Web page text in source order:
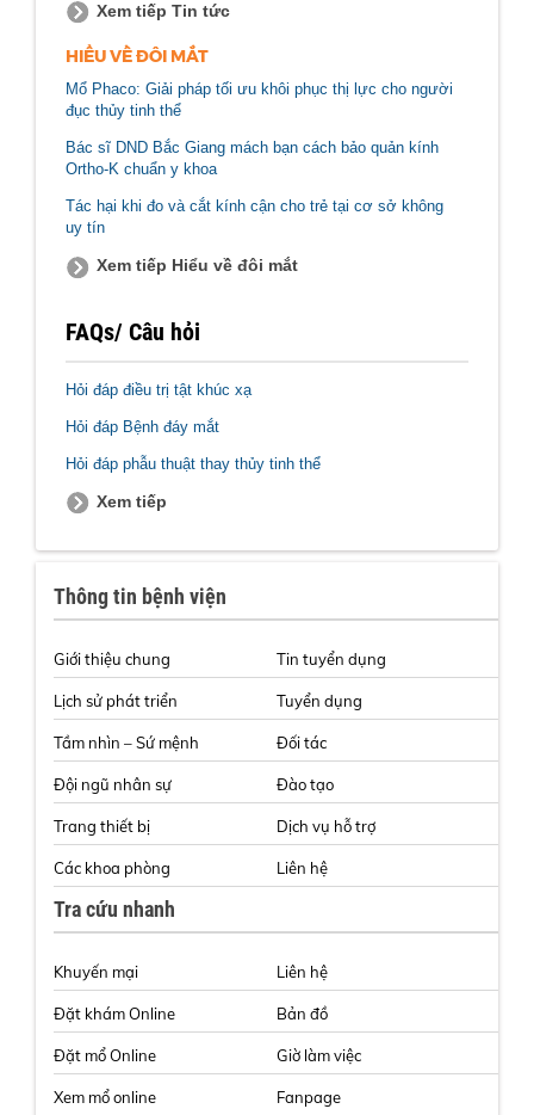
Xem tiếp Tin tức
HIỂU VỀ ĐÔI MẮT
Mổ Phaco: Giải pháp tối ưu khôi phục thị lực cho người
đục thủy tinh thể
Bác sĩ DND Bắc Giang mách bạn cách bảo quản kính
Ortho-K chuẩn y khoa
Tác hại khi đo và cắt kính cận cho trẻ tại cơ sở không
uy tín
Xem tiếp Hiểu về đôi mắt
FAQs/ Câu hỏi
Hỏi đáp điều trị tật khúc xạ
Hỏi đáp Bệnh đáy mắt
Hỏi đáp phẫu thuật thay thủy tinh thể
Xem tiếp
Thông tin bệnh viện
Giới thiệu chung
Lịch sử phát triển
Tầm nhìn – Sứ mệnh
Đội ngũ nhân sự
Trang thiết bị
Các khoa phòng
Tin tuyển dụng
Tuyển dụng
Đối tác
Đào tạo
Dịch vụ hỗ trợ
Liên hệ
Tra cứu nhanh
Khuyến mại
Đặt khám Online
Đặt mổ Online
Xem mổ online
Liên hệ
Bản đồ
Giờ làm việc
Fanpage